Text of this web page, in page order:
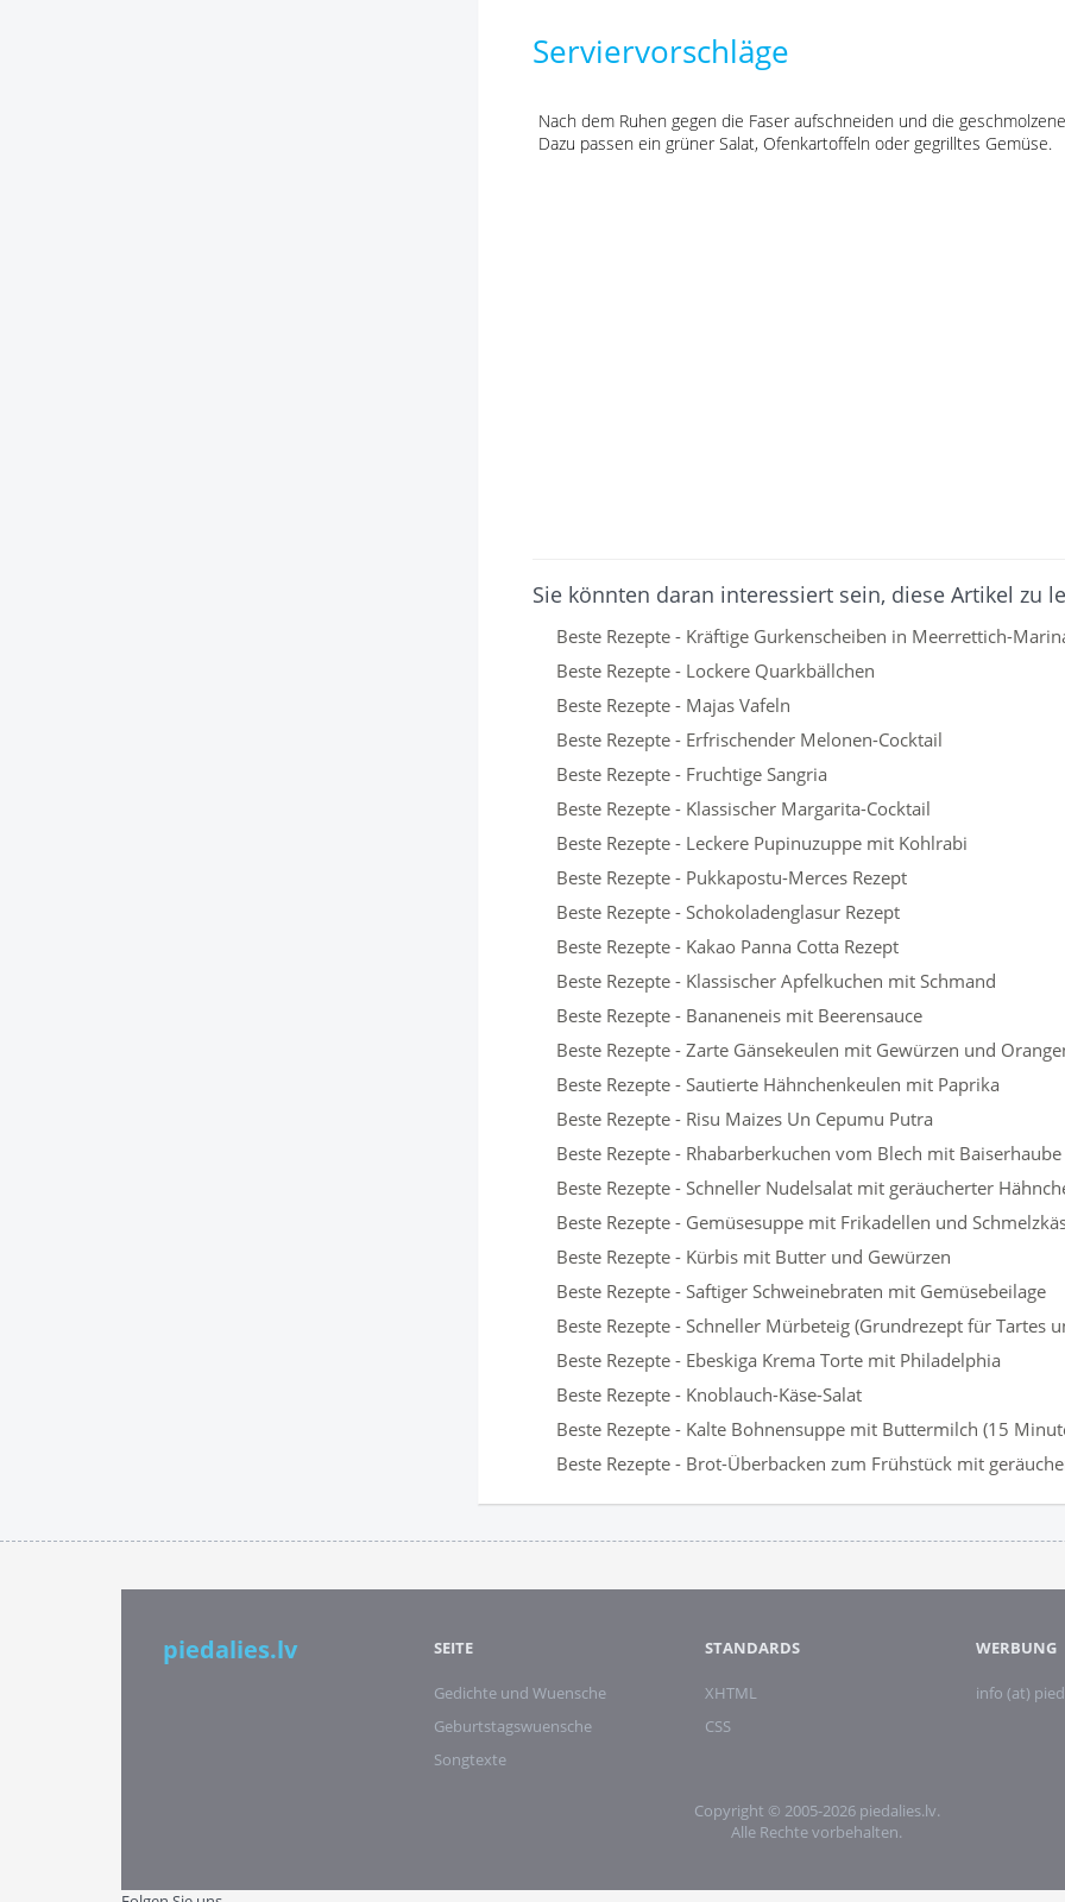
Serviervorschläge
Nach dem Ruhen gegen die Faser aufschneiden und die
Dazu passen ein grüner Salat, Ofenkartoffeln oder gegrilltes Gemüse.
Sie könnten daran interessiert sein, diese Artikel zu
Beste Rezepte - Kräftige Gurkenscheiben in Meerrettich-
Beste Rezepte - Lockere Quarkbällchen
Beste Rezepte - Majas Vafeln
Beste Rezepte - Erfrischender Melonen-Cocktail
Beste Rezepte - Fruchtige Sangria
Beste Rezepte - Klassischer Margarita-Cocktail
Beste Rezepte - Leckere Pupinuzuppe mit Kohlrabi
Beste Rezepte - Pukkapostu-Merces Rezept
Beste Rezepte - Schokoladenglasur Rezept
Beste Rezepte - Kakao Panna Cotta Rezept
Beste Rezepte - Klassischer Apfelkuchen mit Schmand
Beste Rezepte - Bananeneis mit Beerensauce
Beste Rezepte - Zarte Gänsekeulen mit Gewürzen und
Beste Rezepte - Sautierte Hähnchenkeulen mit Paprika
Beste Rezepte - Risu Maizes Un Cepumu Putra
Beste Rezepte - Rhabarberkuchen vom Blech mit Baiserhaube
Beste Rezepte - Schneller Nudelsalat mit geräucherter
Beste Rezepte - Gemüsesuppe mit Frikadellen und
Beste Rezepte - Kürbis mit Butter und Gewürzen
Beste Rezepte - Saftiger Schweinebraten mit Gemüsebeilage
Beste Rezepte - Schneller Mürbeteig (Grundrezept für Tartes
Beste Rezepte - Ebeskiga Krema Torte mit Philadelphia
Beste Rezepte - Knoblauch-Käse-Salat
Beste Rezepte - Kalte Bohnensuppe mit Buttermilch (15
Beste Rezepte - Brot-Überbacken zum Frühstück mit
piedalies.lv SEITE
Gedichte und Wuensche
Geburtstagswuensche
Songtexte
STANDARDS
XHTML
CSS
WERBUNG
info (at)
Copyright © 2005-2026 piedalies.lv.
Alle Rechte vorbehalten.